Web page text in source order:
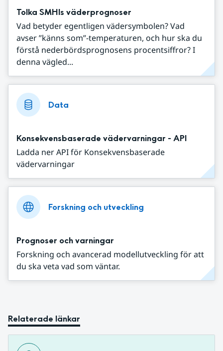
Tolka SMHIs väderprognoser
Vad betyder egentligen vädersymbolen? Vad
avser ”känns som”-temperaturen, och hur ska du
förstå nederbördsprognosens procentsiffror? I
denna vägled...
Data
Konsekvensbaserade vädervarningar - API
Ladda ner API för Konsekvensbaserade
vädervarningar
Forskning och utveckling
Prognoser och varningar
Forskning och avancerad modellutveckling för att
du ska veta vad som väntar.
Relaterade länkar